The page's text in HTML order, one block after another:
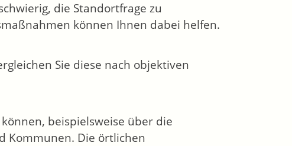
die Standortfrage zu
können Ihnen dabei helfen.
Sie diese nach objektiven
beispielsweise über die
Kommunen. Die örtlichen